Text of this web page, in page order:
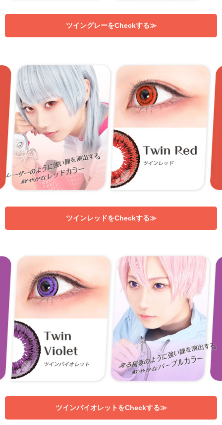
ツイングレーをCheckする≫
ツインレッドをCheckする≫
ツインバイオレットをCheckする≫